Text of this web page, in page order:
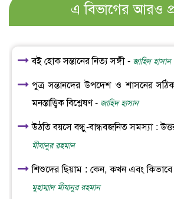
এ বিভাগের আরও
বই হোক সন্তানের নিত্য সঙ্গী - জাহিদ হাসান
পুত্র সন্তানদের উপদেশ ও শাসনের
মনস্তাত্ত্বিক বিশ্লেষণ - জাহিদ হাসান
উঠতি বয়সে বন্ধু-বান্ধবজনিত সমস্যা :
মীযানুর রহমান
শিশুদের ছিয়াম : কেন, কখন এবং
মুহাম্মাদ মীযানুর রহমান